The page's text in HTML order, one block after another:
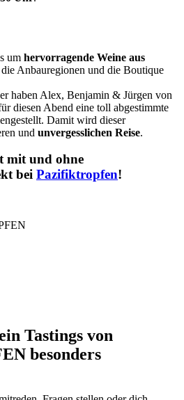
um hervorragende Weine aus
die Anbauregionen und die Boutique
haben Alex, Benjamin & Jürgen von
diesen Abend eine toll abgestimmte
Damit wird dieser
und unvergesslichen Reise.
mit und ohne
bei Pazifiktropfen!
Tastings von
besonders